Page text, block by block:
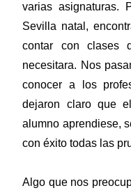
varias asignaturas.
Sevilla natal,
contar con clases
necesitara. Nos
conocer a los
dejaron claro que
alumno aprendiese,
con éxito todas las
Algo que nos